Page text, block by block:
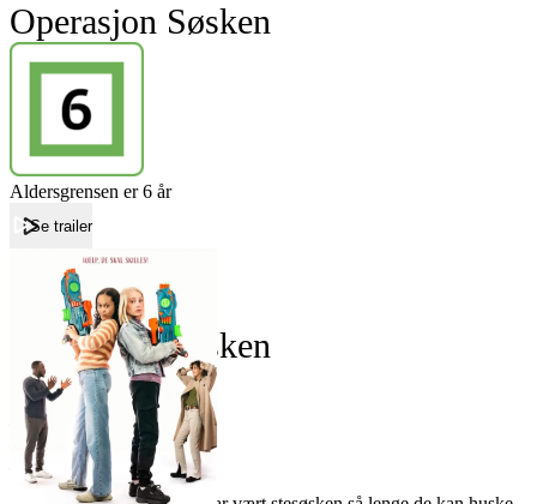
Operasjon Søsken
Aldersgrensen er 6 år
Se trailer
ForsideOperasjon Søsken
Operasjon Søsken
Film
Forfatter:
Leverandør:
Norgesfilm AS
Lisens: